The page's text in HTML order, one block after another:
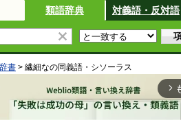
類語辞典 対義語・反対語
書 > 繊細なの同義語・シソーラス
arrow_forward_ios